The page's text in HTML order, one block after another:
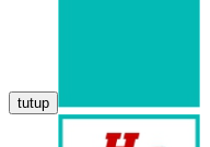
tutup